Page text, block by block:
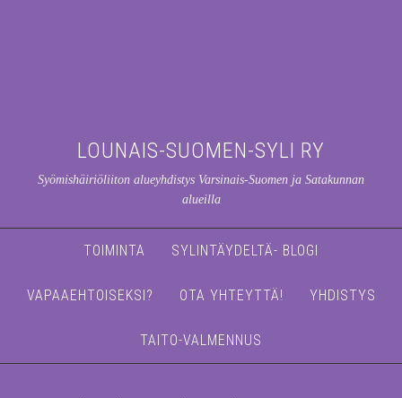
LOUNAIS-SUOMEN-SYLI RY
Syömishäiriöliiton alueyhdistys Varsinais-Suomen ja Satakunnan
alueilla
TOIMINTA SYLINTÄYDELTÄ- BLOGI
VAPAAEHTOISEKSI? OTA YHTEYTTÄ! YHDISTYS
TAITO-VALMENNUS